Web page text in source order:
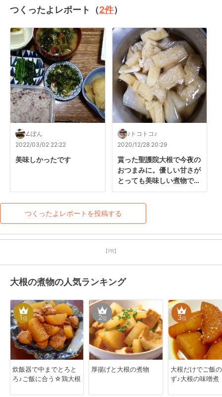
つくったよレポート（2件）
∠ぽん
2022/03/02 22:22
美味しかったです
♪トコトコ♪
2020/12/28 20:29
貰った聖護院大根で今夜の
おつまみに。優しい甘さが
とっても美味しい煮物で
簡単で早く煮えて柔らかで
箸が止まりません。また作
りたいな。ありがとうござ
います。
つくったよレポートを投稿する
【PR】
大根の煮物の人気ランキング
1位
炊飯器で中までとろと
ろ♪ご飯に合う☆鶏大根
2位
厚揚げと大根の煮物
3位
大根だけでご飯
ず♪大根の味噌煮